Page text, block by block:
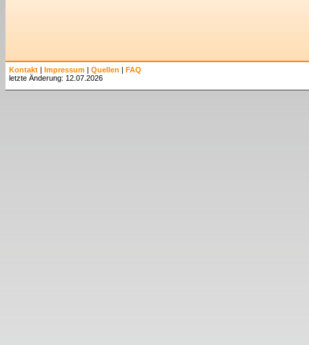
Kontakt | Impressum | Quellen | FAQ
letzte Änderung: 12.07.2026